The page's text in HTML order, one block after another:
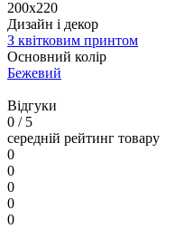
200x220
Дизайн і декор
З квітковим принтом
Основний колір
Бежевий
Відгуки
0 / 5
середній рейтинг товару
0
0
0
0
0